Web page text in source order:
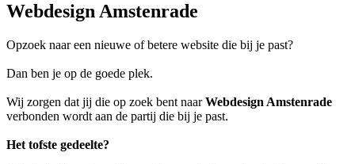
Webdesign Amstenrade
Opzoek naar een nieuwe of betere website die bij je past?
Dan ben je op de goede plek.
Wij zorgen dat jij die op zoek bent naarWebdesign Amstenrade
verbonden wordt aan de partij die bij je past.
Het tofste gedeelte?